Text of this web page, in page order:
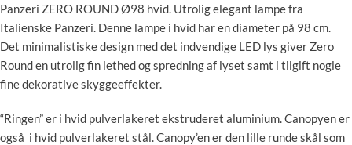
Panzeri ZERO ROUND Ø98 hvid. Utrolig elegant lampe fra
Italienske Panzeri. Denne lampe i hvid har en diameter på 98 cm.
Det minimalistiske design med det indvendige LED lys giver Zero
Round en utrolig fin lethed og spredning af lyset samt i tilgift nogle
fine dekorative skyggeeffekter.
“Ringen” er i hvid pulverlakeret ekstruderet aluminium. Canopyen er
også i hvid pulverlakeret stål. Canopy’en er den lille runde skål som